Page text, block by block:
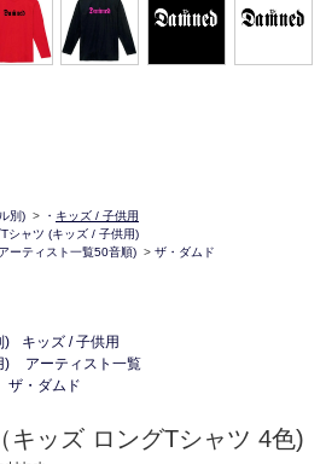
別) > ・ キッズ / 子供用
シャツ (キッズ / 子供用)
ーティスト一覧50音順) > ザ・ダムド
)
キッズ / 子供用
)
アーティスト一覧
ザ・ダムド
キッズ ロングTシャツ 4色)